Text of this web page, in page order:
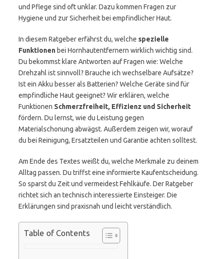
und Pflege sind oft unklar. Dazu kommen Fragen zur
Hygiene und zur Sicherheit bei empfindlicher Haut.
In diesem Ratgeber erfährst du, welche spezielle
Funktionen bei Hornhautentfernern wirklich wichtig sind.
Du bekommst klare Antworten auf Fragen wie: Welche
Drehzahl ist sinnvoll? Brauche ich wechselbare Aufsätze?
Ist ein Akku besser als Batterien? Welche Geräte sind für
empfindliche Haut geeignet? Wir erklären, welche
Funktionen Schmerzfreiheit, Effizienz und Sicherheit
fördern. Du lernst, wie du Leistung gegen
Materialschonung abwägst. Außerdem zeigen wir, worauf
du bei Reinigung, Ersatzteilen und Garantie achten solltest.
Am Ende des Textes weißt du, welche Merkmale zu deinem
Alltag passen. Du triffst eine informierte Kaufentscheidung.
So sparst du Zeit und vermeidest Fehlkäufe. Der Ratgeber
richtet sich an technisch interessierte Einsteiger. Die
Erklärungen sind praxisnah und leicht verständlich.
Table of Contents